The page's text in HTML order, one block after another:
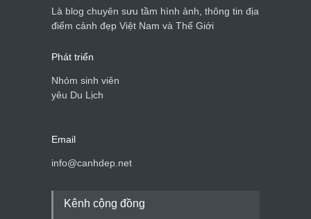
Là blog chuyên sưu tầm hình ảnh, thông tin địa
điểm cảnh đẹp Việt Nam và Thế Giới
Phát triển
Nhóm sinh viên
yêu Du Lịch
Email
info@canhdep.net
Kênh cộng đồng